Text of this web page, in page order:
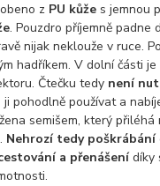
z PU kůže s jemnou
. Pouzdro příjemně padne
nijak neklouže v ruce.
hadříkem. V dolní části
Čtečku tedy není
ji pohodlně používat a
semišem, který přiléhá
Nehrozí tedy poškrábání
a přenášenídíky